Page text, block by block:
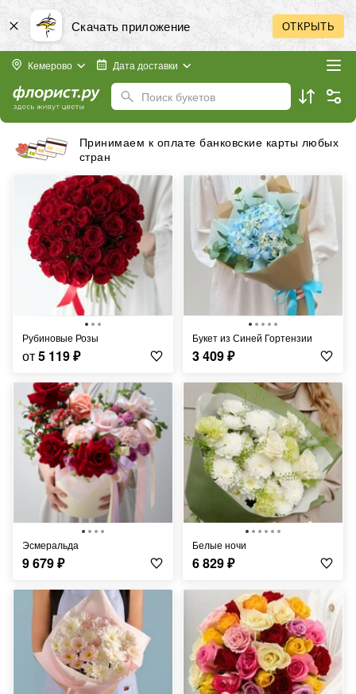
Скачать приложение ОТКРЫТЬ
Кемерово Дата доставки
Поиск букетов
Бесплатная доставка в пределах города
Рубиновые Розы
от5 119₽
Букет из Синей Гортензии
3 409₽
Эсмеральда
9 679₽
Белые ночи
6 829₽